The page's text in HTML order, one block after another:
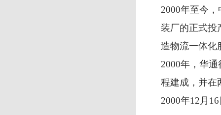
2000年至今
装厂的正式投
造物流一体
2000年，华
程建成，并在
2000年12月